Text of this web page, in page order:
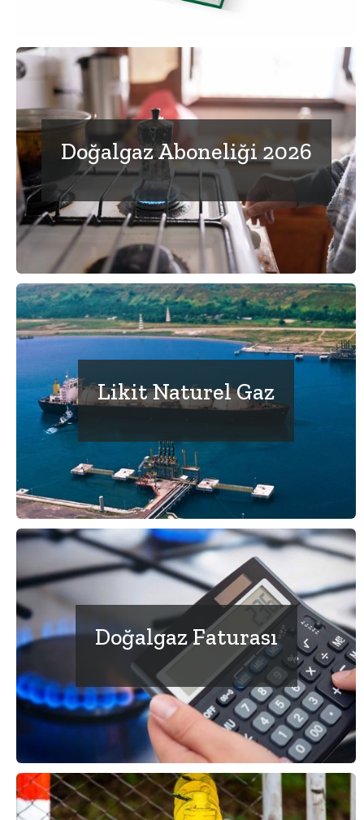
Doğalgaz Aboneliği 2026
Likit Naturel Gaz
Doğalgaz Faturası